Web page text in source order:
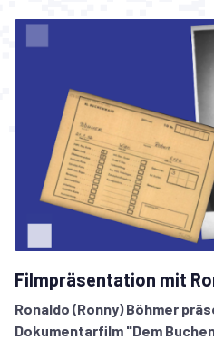
Filmpräsentation mit
Ronaldo (Ronny) Böhmer
Dokumentarfilm "Dem